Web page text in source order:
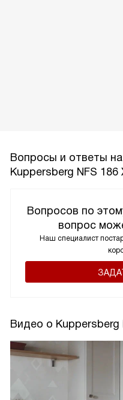
Вопросы и ответы
Kuppersberg NFS 186
Вопросов по
вопрос
Наш специалист
Видео о Kuppersberg